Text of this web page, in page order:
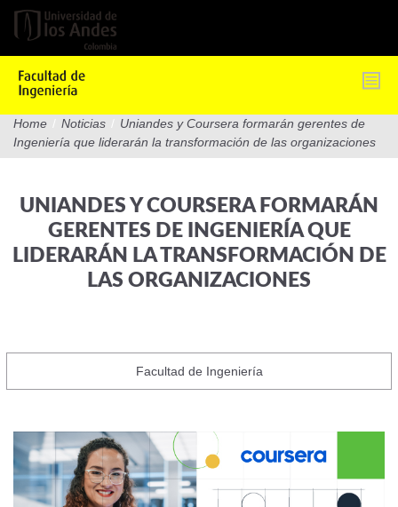
Pasar
contenido
Home / Noticias / Uniandes y Coursera formarán gerentes de
Ingeniería que liderarán la transformación de las organizaciones
UNIANDES Y COURSERA FORMARÁN
GERENTES DE INGENIERÍA QUE
LIDERARÁN LA TRANSFORMACIÓN DE
LAS ORGANIZACIONES
Facultad de Ingeniería